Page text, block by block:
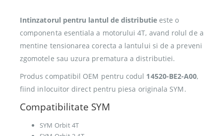
Intinzatorul pentru lantul de distributieeste o
componenta esentiala a motorului 4T, avand rolul de a
mentine tensionarea corecta a lantului si de a preveni
zgomotele sau uzura prematura a distributiei.
Produs compatibil OEM pentru codul 14520-BE2-A00,
fiind inlocuitor direct pentru piesa originala SYM.
Compatibilitate SYM
SYM Orbit 4T